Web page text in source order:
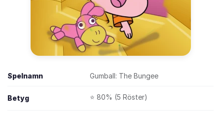
Spelnamn Gumball: The Bungee
Betyg ⭐ 80% (5 Röster)